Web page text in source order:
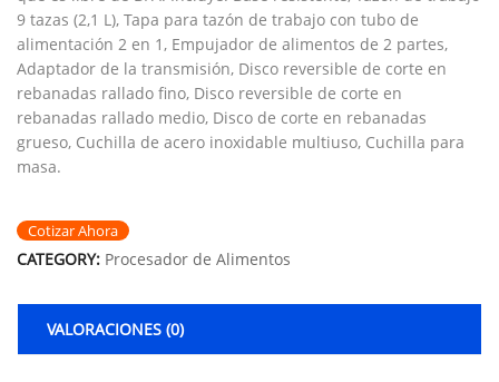
9 tazas (2,1 L), Tapa para tazón de trabajo con tubo de
alimentación 2 en 1, Empujador de alimentos de 2 partes,
Adaptador de la transmisión, Disco reversible de corte en
rebanadas rallado fino, Disco reversible de corte en
rebanadas rallado medio, Disco de corte en rebanadas
grueso, Cuchilla de acero inoxidable multiuso, Cuchilla para
masa.
Cotizar Ahora
CATEGORY: Procesador de Alimentos
VALORACIONES (0)